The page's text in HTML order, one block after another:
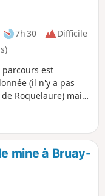
7h 30
Difficile
parcours est
(il n'y a pas
Roquelaure) mais
Emmaüs avant
de rejoindre le Bois
sans
Très difficile en
Visorando est
mine à Bruay-